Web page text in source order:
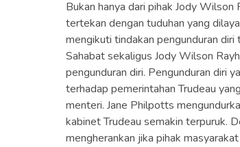
Bukan hanya dari pihak Jody
tertekan dengan tuduhan yang
mengikuti tindakan pengunduran
Sahabat sekaligus Jody Wilson
pengunduran diri. Pengunduran diri
terhadap pemerintahan Trudeau
menteri. Jane Philpotts
kabinet Trudeau semakin terpuruk.
mengherankan jika pihak